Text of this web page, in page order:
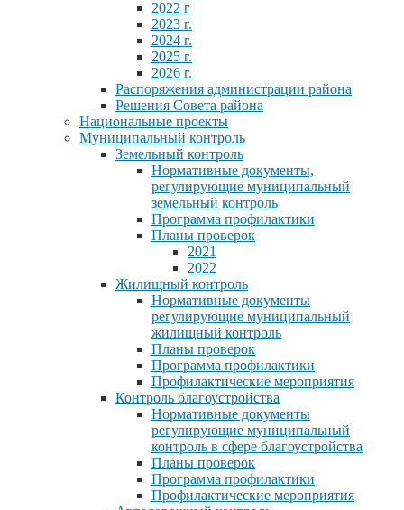
2022 г
2023 г.
2024 г.
2025 г.
2026 г.
Распоряжения администрации района
Решения Совета района
Национальные проекты
Муниципальный контроль
Земельный контроль
Нормативные документы,
регулирующие муниципальный
земельный контроль
Программа профилактики
Планы проверок
2021
2022
Жилищный контроль
Нормативные документы
регулирующие муниципальный
жилищный контроль
Планы проверок
Программа профилактики
Профилактические мероприятия
Контроль благоустройства
Нормативные документы
регулирующие муниципальный
контроль в сфере благоустройства
Планы проверок
Программа профилактики
Профилактические мероприятия